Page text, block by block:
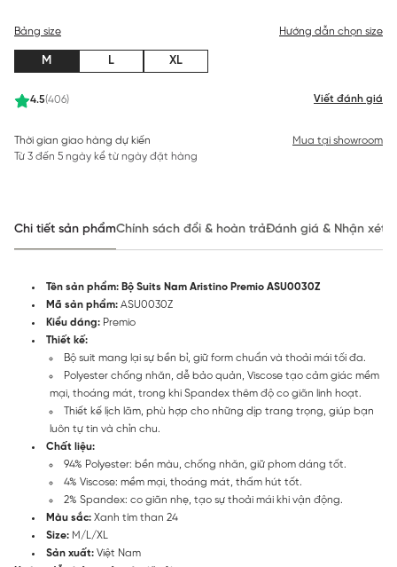
4.5(406) Viết đánh giá
Bảng size Hướng dẫn chọn size
M L XL
Thời gian giao hàng dự kiến
Từ 3 đến 5 ngày kể từ ngày đặt hàng
Mua tại showroom
Chi tiết sản phẩmChính sách đổi & hoàn trảĐánh giá & Nhận xét
Tên sản phẩm: Bộ Suits Nam Aristino Premio ASU0030Z
Mã sản phẩm: ASU0030Z
Kiểu dáng: Premio
Thiết kế:
Bộ suit mang lại sự bền bỉ, giữ form chuẩn và thoải mái tối đa.
Polyester chống nhăn, dễ bảo quản, Viscose tạo cảm giác mềm
mại, thoáng mát, trong khi Spandex thêm độ co giãn linh hoạt.
Thiết kế lịch lãm, phù hợp cho những dịp trang trọng, giúp bạn
luôn tự tin và chỉn chu.
Chất liệu:
94% Polyester: bền màu, chống nhăn, giữ phom dáng tốt.
4% Viscose: mềm mại, thoáng mát, thấm hút tốt.
2% Spandex: co giãn nhẹ, tạo sự thoải mái khi vận động.
Màu sắc: Xanh tím than 24
Size: M/L/XL
Sản xuất: Việt Nam